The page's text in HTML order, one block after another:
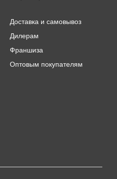
Доставка и самовывоз
Дилерам
Франшиза
Оптовым покупателям